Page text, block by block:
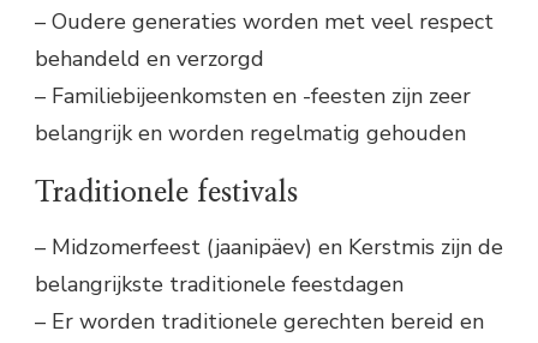
– Oudere generaties worden met veel respect
behandeld en verzorgd
– Familiebijeenkomsten en -feesten zijn zeer
belangrijk en worden regelmatig gehouden
Traditionele festivals
– Midzomerfeest (jaanipäev) en Kerstmis zijn de
belangrijkste traditionele feestdagen
– Er worden traditionele gerechten bereid en